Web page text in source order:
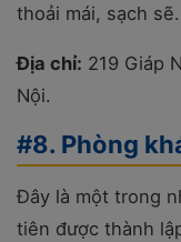
thoải mái, sạch sẽ.
Địa chỉ: 219 Giáp
Nội.
#8. Phòng
Đây là một trong
tiên được thành